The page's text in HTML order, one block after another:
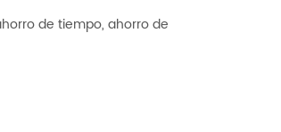
de tiempo, ahorro de